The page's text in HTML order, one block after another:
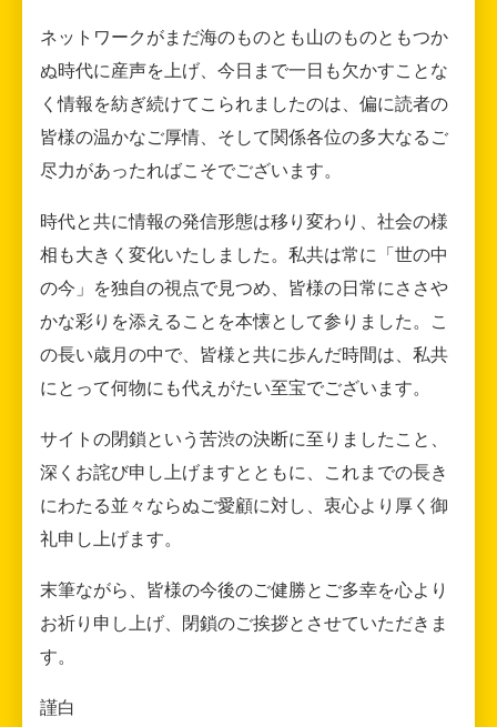
ネットワークがまだ海のものとも山のものともつか
ぬ時代に産声を上げ、今日まで一日も欠かすことな
く情報を紡ぎ続けてこられましたのは、偏に読者の
皆様の温かなご厚情、そして関係各位の多大なるご
尽力があったればこそでございます。
時代と共に情報の発信形態は移り変わり、社会の様
相も大きく変化いたしました。私共は常に「世の中
の今」を独自の視点で見つめ、皆様の日常にささや
かな彩りを添えることを本懐として参りました。こ
の長い歳月の中で、皆様と共に歩んだ時間は、私共
にとって何物にも代えがたい至宝でございます。
サイトの閉鎖という苦渋の決断に至りましたこと、
深くお詫び申し上げますとともに、これまでの長き
にわたる並々ならぬご愛顧に対し、衷心より厚く御
礼申し上げます。
末筆ながら、皆様の今後のご健勝とご多幸を心より
お祈り申し上げ、閉鎖のご挨拶とさせていただきま
す。
謹白